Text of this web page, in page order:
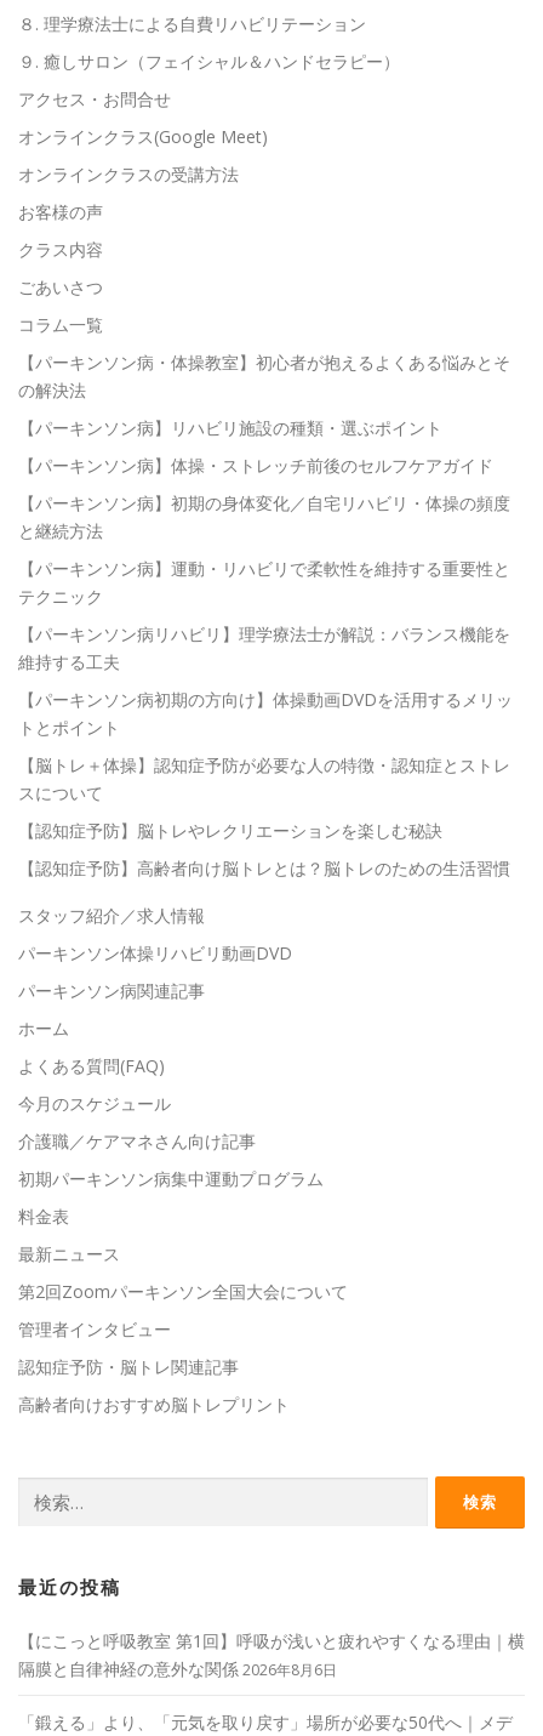
８. 理学療法士による自費リハビリテーション
９. 癒しサロン（フェイシャル＆ハンドセラピー）
アクセス・お問合せ
オンラインクラス(Google Meet)
オンラインクラスの受講方法
お客様の声
クラス内容
ごあいさつ
コラム一覧
【パーキンソン病・体操教室】初心者が抱えるよくある悩みとそ
の解決法
【パーキンソン病】リハビリ施設の種類・選ぶポイント
【パーキンソン病】体操・ストレッチ前後のセルフケアガイド
【パーキンソン病】初期の身体変化／自宅リハビリ・体操の頻度
と継続方法
【パーキンソン病】運動・リハビリで柔軟性を維持する重要性と
テクニック
【パーキンソン病リハビリ】理学療法士が解説：バランス機能を
維持する工夫
【パーキンソン病初期の方向け】体操動画DVDを活用するメリッ
トとポイント
【脳トレ＋体操】認知症予防が必要な人の特徴・認知症とストレ
スについて
【認知症予防】脳トレやレクリエーションを楽しむ秘訣
【認知症予防】高齢者向け脳トレとは？脳トレのための生活習慣
スタッフ紹介／求人情報
パーキンソン体操リハビリ動画DVD
パーキンソン病関連記事
ホーム
よくある質問(FAQ)
今月のスケジュール
介護職／ケアマネさん向け記事
初期パーキンソン病集中運動プログラム
料金表
最新ニュース
第2回Zoomパーキンソン全国大会について
管理者インタビュー
認知症予防・脳トレ関連記事
高齢者向けおすすめ脳トレプリント
索:
最近の投稿
【にこっと呼吸教室 第1回】呼吸が浅いと疲れやすくなる理由｜横
隔膜と自律神経の意外な関係2026年8月6日
「鍛える」より、「元気を取り戻す」場所が必要な50代へ｜メデ